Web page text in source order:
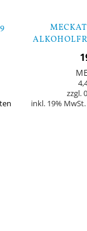
inkl. 19% MwSt.